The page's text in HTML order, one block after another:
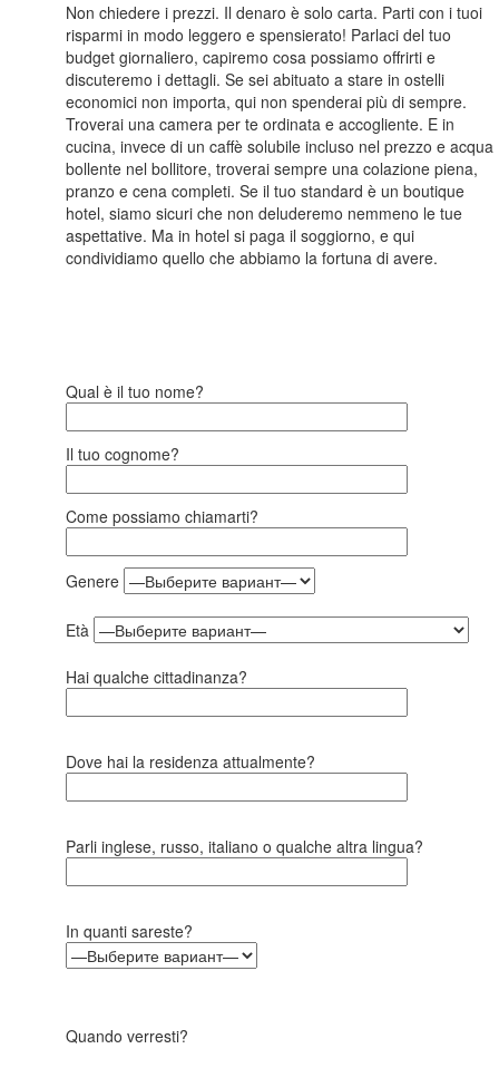
Non chiedere i prezzi. Il denaro è solo carta. Parti con i tuoi
risparmi in modo leggero e spensierato! Parlaci del tuo
budget giornaliero, capiremo cosa possiamo offrirti e
discuteremo i dettagli. Se sei abituato a stare in ostelli
economici non importa, qui non spenderai più di sempre.
Troverai una camera per te ordinata e accogliente. E in
cucina, invece di un caffè solubile incluso nel prezzo e acqua
bollente nel bollitore, troverai sempre una colazione piena,
pranzo e cena completi. Se il tuo standard è un boutique
hotel, siamo sicuri che non deluderemo nemmeno le tue
aspettative. Ma in hotel si paga il soggiorno, e qui
condividiamo quello che abbiamo la fortuna di avere.
Qual è il tuo nome?
Il tuo cognome?
Come possiamo chiamarti?
Genere
Età
Hai qualche cittadinanza?
Dove hai la residenza attualmente?
Parli inglese, russo, italiano o qualche altra lingua?
In quanti sareste?
Quando verresti?